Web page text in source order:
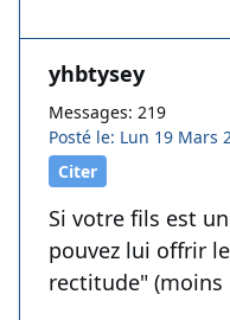
yhbtysey
Messages: 219
Posté le: Lun 19 Mars
Citer
Si votre fils est
pouvez lui offrir
rectitude" (moins